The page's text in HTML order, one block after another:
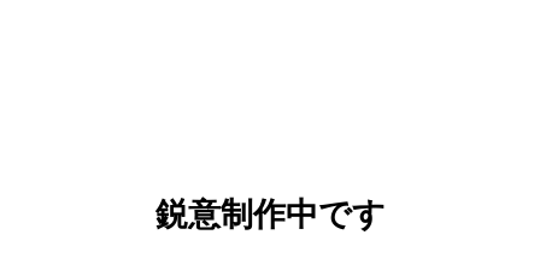
鋭意制作中です